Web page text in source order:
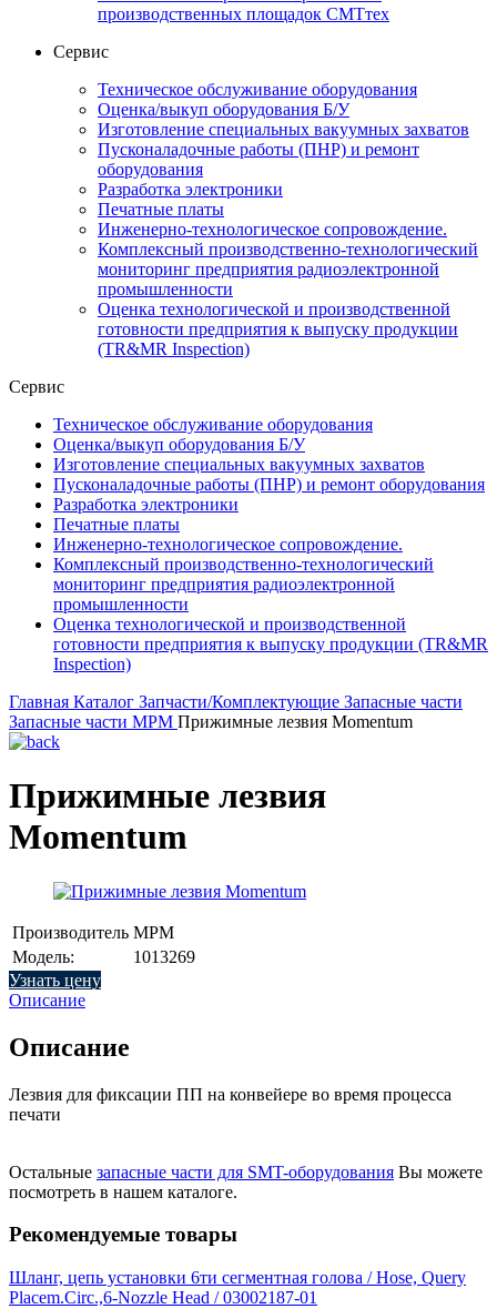
производственных площадок СМТтех
Сервис
Техническое обслуживание оборудования
Оценка/выкуп оборудования Б/У
Изготовление специальных вакуумных захватов
Пусконаладочные работы (ПНР) и ремонт
оборудования
Разработка электроники
Печатные платы
Инженерно-технологическое сопровождение.
Комплексный производственно-технологический
мониторинг предприятия радиоэлектронной
промышленности
Оценка технологической и производственной
готовности предприятия к выпуску продукции
(TR&MR Inspection)
Сервис
Техническое обслуживание оборудования
Оценка/выкуп оборудования Б/У
Изготовление специальных вакуумных захватов
Пусконаладочные работы (ПНР) и ремонт оборудования
Разработка электроники
Печатные платы
Инженерно-технологическое сопровождение.
Комплексный производственно-технологический
мониторинг предприятия радиоэлектронной
промышленности
Оценка технологической и производственной
готовности предприятия к выпуску продукции (TR&MR
Inspection)
Главная Каталог Запчасти/Комплектующие Запасные части
Запасные части MPM Прижимные лезвия Momentum
Прижимные лезвия
Momentum
Производитель MPM
Модель:
1013269
Узнать цену
Описание
Описание
Лезвия для фиксации ПП на конвейере во время процесса
печати
Остальные запасные части для SMT-оборудования Вы можете
посмотреть в нашем каталоге.
Рекомендуемые товары
Шланг, цепь установки 6ти сегментная голова / Hose, Query
Placem.Circ.,6-Nozzle Head / 03002187-01